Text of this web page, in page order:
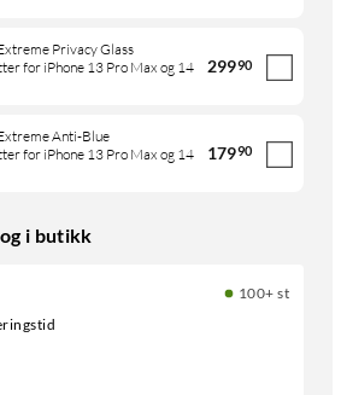
Privacy Glass
for iPhone 13 Pro Max og 14
29990
Anti-Blue
for iPhone 13 Pro Max og 14
17990
i butikk
100+ st